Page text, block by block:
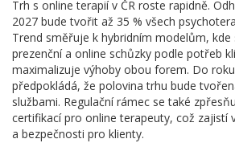
Trh s online terapií v ČR roste rapidně.
2027 bude tvořit až 35 % všech
Trend směřuje k hybridním modelům, kde
prezenční a online schůzky podle potřeb
maximalizuje výhoby obou forem. Do
předpokládá, že polovina trhu bude
službami. Regulační rámec se také
certifikací pro online terapeuty, což zajistí
a bezpečnosti pro klienty.